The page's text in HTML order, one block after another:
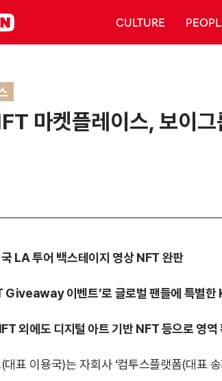
CULTURE
마켓플레이스, 보이그
LA 투어 백스테이지 영상 NFT 완판
Giveaway 이벤트’로 글로벌 팬들에 특별한
외에도 디지털 아트 기반 NFT 등으로 영역
대표 이용국)는 자회사 ‘컴투스플랫폼(대표